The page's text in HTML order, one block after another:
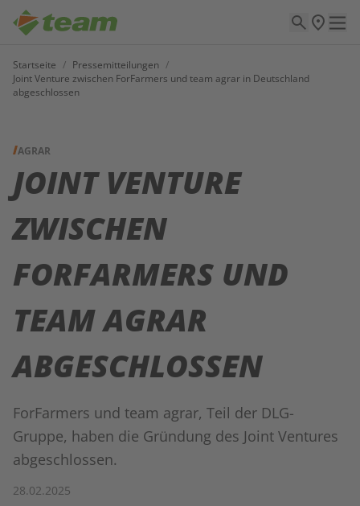
Startseite / Pressemitteilungen /
Joint Venture zwischen ForFarmers und team agrar in Deutschland
abgeschlossen
AGRAR
JOINT VENTURE
ZWISCHEN
FORFARMERS UND
TEAM AGRAR
ABGESCHLOSSEN
ForFarmers und team agrar, Teil der DLG-
Gruppe, haben die Gründung des Joint Ventures
abgeschlossen.
28.02.2025